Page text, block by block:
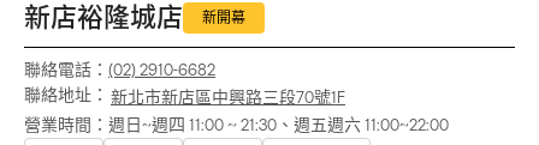
新店裕隆城店 新開幕
聯絡電話： (02) 2910-6682
聯絡地址： 新北市新店區中興路三段70號1F
營業時間： 週日~週四 11:00 ~ 21:30、週五週六 11:00~22:00